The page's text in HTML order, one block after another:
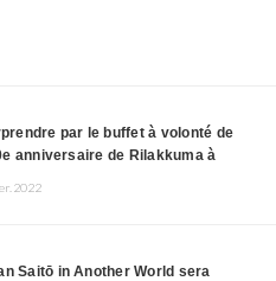
par le buffet à volonté de
anniversaire de Rilakkuma à
Saitō in Another World sera